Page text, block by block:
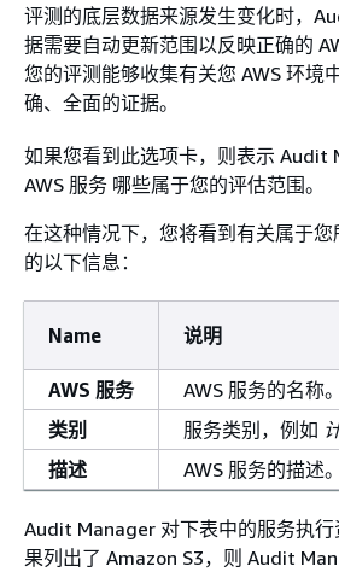
评测的底层数据来源发生变化时，
据需要自动更新范围以反映正确的
您的评测能够收集有关您 AWS 环境
确、全面的证据。
如果您看到此选项卡，则表示 Audit
AWS 服务 哪些属于您的评估范围。
在这种情况下，您将看到有关属于
的以下信息：
Name 说明
AWS 服务
AWS 服务的名称。
类别
服务类别，例如
描述
AWS 服务的描述。
Audit Manager 对下表中的服务执
果列出了 Amazon S3，则 Audit